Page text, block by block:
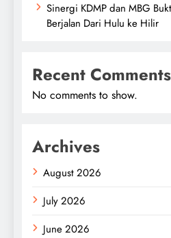
Sinergi KDMP dan MBG
Berjalan Dari Hulu ke Hilir
Recent Comments
No comments to show.
Archives
August 2026
July 2026
June 2026